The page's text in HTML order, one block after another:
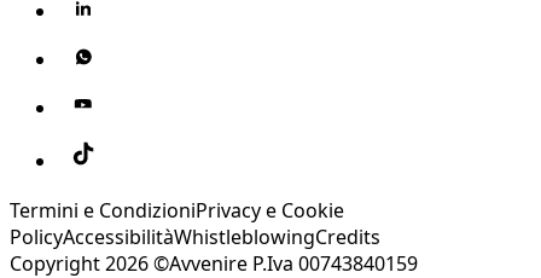
Termini e CondizioniPrivacy e Cookie
PolicyAccessibilitàWhistleblowingCredits
Copyright 2026 ©Avvenire P.Iva 00743840159